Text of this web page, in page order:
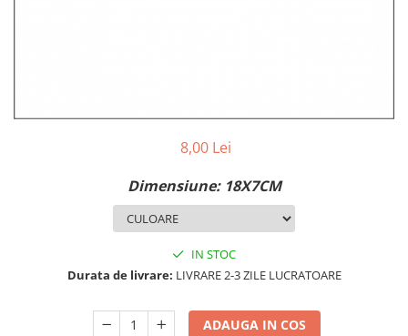
VOLVO
STICKERE STALPI SI GEAM MIC
STICKERE CAMUFLAJ
STICKERE PENTRU FIRME
8,00 Lei
Dimensiune: 18X7CM
IN STOC
Durata de livrare: LIVRARE 2-3 ZILE LUCRATOARE
ADAUGA IN COS